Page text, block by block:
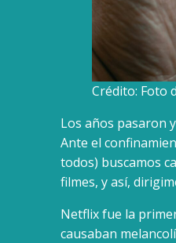
Crédito: Foto
Los años pasaron
Ante el
todos) buscamos
filmes, y así,
Netflix fue la
causaban